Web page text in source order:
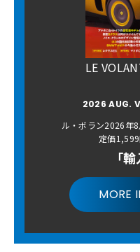
LE
2026 AUG.
ル・ボラン2026
定価
「
MORE